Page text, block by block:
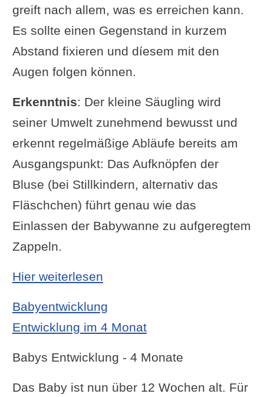
greift nach allem, was es erreichen kann.
Es sollte einen Gegenstand in kurzem
Abstand fixieren und díesem mit den
Augen folgen können.
Erkenntnis: Der kleine Säugling wird
seiner Umwelt zunehmend bewusst und
erkennt regelmäßige Abläufe bereits am
Ausgangspunkt: Das Aufknöpfen der
Bluse (bei Stillkindern, alternativ das
Fläschchen) führt genau wie das
Einlassen der Babywanne zu aufgeregtem
Zappeln.
Hier weiterlesen: Entwicklung im 3 Monat
Babyentwicklung
Entwicklung im 4 Monat
Babys Entwicklung - 4 Monate
Das Baby ist nun über 12 Wochen alt. Für